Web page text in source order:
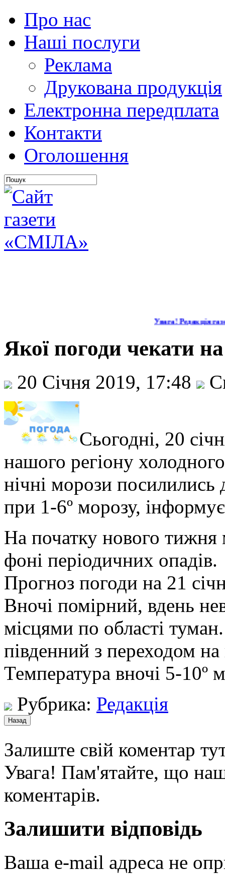
Про нас
Наші послуги
Реклама
Друкована продукція
Електронна передплата
Контакти
Оголошення
Увага! Редакція
Якої погоди чекати
20 Січня 2019, 17:48
Сьогодні, 20
нашого регіону
нічні морози посилились
при 1-6º морозу,
На початку нового тижня
фоні періодичних опадів.
Прогноз погоди на 21
Вночі помірний, вдень
місцями по області
південний з переходом
Температура вночі 5-10º
Рубрика: Редакція
Залиште свій коментар
Увага! Пам'ятайте, що
коментарів.
Залишити відповідь
Ваша e-mail адреса не